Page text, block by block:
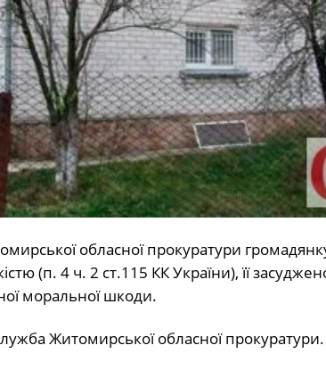
обласної прокуратури
(п. 4 ч. 2 ст.115 КК України), її
моральної шкоди.
Житомирської обласної прокуратури.